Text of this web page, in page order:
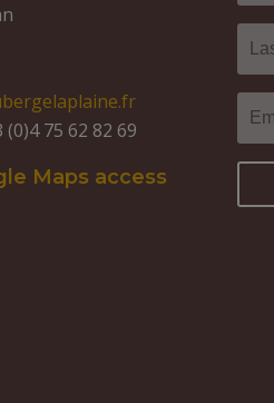
75 62 82 69
Maps access